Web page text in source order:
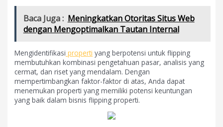
Baca Juga : Meningkatkan Otoritas Situs Web
dengan Mengoptimalkan Tautan Internal
Mengidentifikasi properti yang berpotensi untuk flipping
membutuhkan kombinasi pengetahuan pasar, analisis yang
cermat, dan riset yang mendalam. Dengan
mempertimbangkan faktor-faktor di atas, Anda dapat
menemukan properti yang memiliki potensi keuntungan
yang baik dalam bisnis flipping properti.